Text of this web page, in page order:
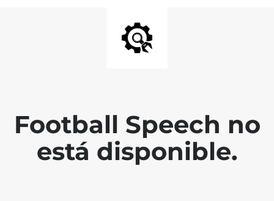
Football Speech no
está disponible.